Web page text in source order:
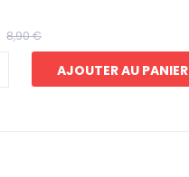
8,90 €
AJOUTER AU PANIER